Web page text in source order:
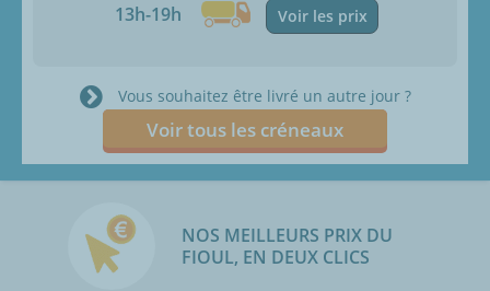
13h-19h Voir les prix
Vous souhaitez être livré un autre jour ?
Voir tous les créneaux
NOS MEILLEURS PRIX DU
FIOUL, EN DEUX CLICS